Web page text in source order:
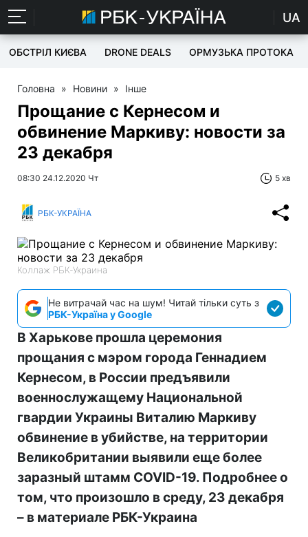
UA
ОБСТРІЛ КИЄВА DRONE DEALS ОРМУЗЬКА ПРОТОКА
Головна » Новини » Інше
Прощание с Кернесом и
обвинение Маркиву: новости за
23 декабря
08:30 24.12.2020 Чт 5 хв
РБК-УКРАЇНА
Коллаж РБК-Украина
Не витрачай час на шум! Читай тільки суть з
РБК-Україна у Google
В Харькове прошла церемония
прощания с мэром города Геннадием
Кернесом, в России предъявили
военнослужащему Национальной
гвардии Украины Виталию Маркиву
обвинение в убийстве, на территории
Великобритании выявили еще более
заразный штамм COVID-19. Подробнее о
том, что произошло в среду, 23 декабря
– в материале РБК-Украина